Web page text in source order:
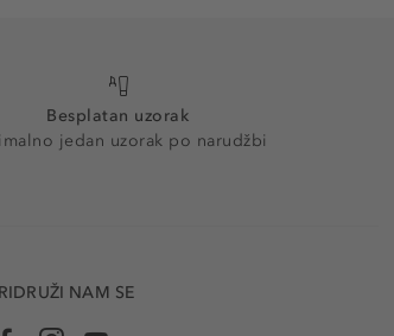
Besplatan uzorak
jedan uzorak po narudžbi
NAM SE